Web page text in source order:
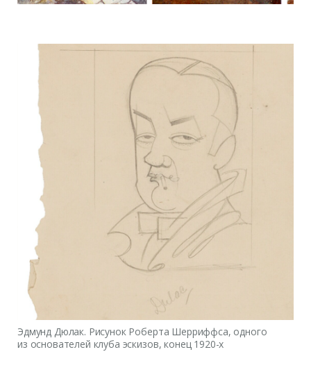
Эдмунд Дюлак. Рисунок Роберта Шерриффса, одного
из основателей клуба эскизов, конец 1920-х